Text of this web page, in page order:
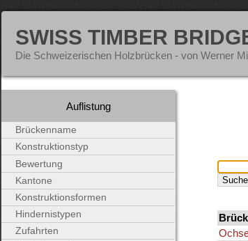
SWISS TIMBER
Die Schweizerischen Holzbrücken - von Werner
Auflistung
Brückenname
Konstruktionstyp
Bewertung
Kantone
Konstruktionsformen
Hindernistypen
Zufahrten